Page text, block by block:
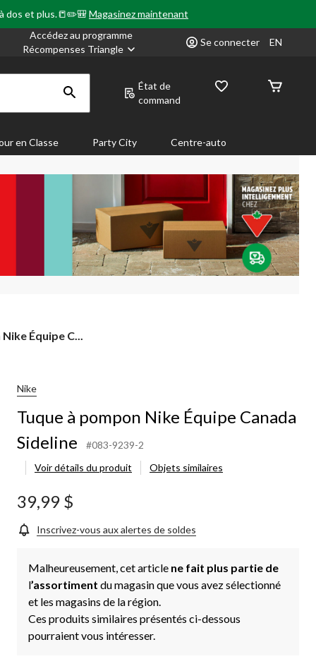
dos et plus.📒✏️🎒Magasinez maintenant
Accédez au programme
Récompenses Triangle
Se connecter EN
État de
command
en Classe Party City Centre-auto
Équipe C...
Nike
Tuque à pompon Nike Équipe Canada
Sideline
#083-9239-2
Voir détails du produit
Objets similaires
39,99 $
Inscrivez-vous aux alertes de soldes
Malheureusement, cet article ne fait plus partie de
l’assortiment du magasin que vous avez sélectionné
et les magasins de la région.
Ces produits similaires présentés ci-dessous
pourraient vous intéresser.